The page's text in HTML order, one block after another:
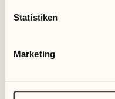
Statistiken
Marketing
+41